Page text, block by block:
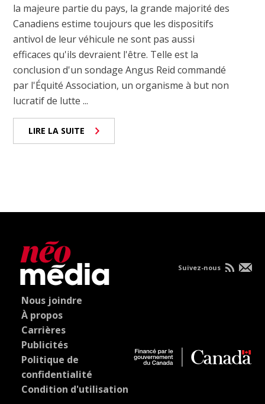
la majeure partie du pays, la grande majorité des
Canadiens estime toujours que les dispositifs
antivol de leur véhicule ne sont pas aussi
efficaces qu'ils devraient l'être. Telle est la
conclusion d'un sondage Angus Reid commandé
par l'Équité Association, un organisme à but non
lucratif de lutte ...
LIRE LA SUITE
Nous joindre
À propos
Carrières
Publicités
Politique de
confidentialité
Condition d'utilisation
Suivez-nous